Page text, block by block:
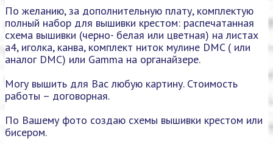
По желанию, за дополнительную плату, комплектую
полный набор для вышивки крестом: распечатанная
схема вышивки (черно- белая или цветная) на листах
а4, иголка, канва, комплект ниток мулине DMC ( или
аналог DMC) или Gamma на органайзере.
Могу вышить для Вас любую картину. Стоимость
работы – договорная.
По Вашему фото создаю схемы вышивки крестом или
бисером.